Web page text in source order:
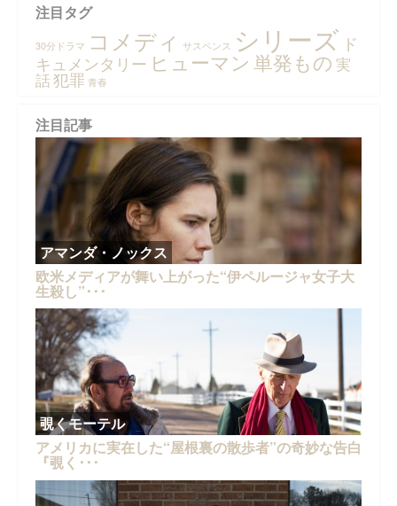
注目タグ
30分ドラマ コメディ サスペンス シリーズ ド
キュメンタリー ヒューマン単発もの 実
話犯罪 青春
注目記事
アマンダ・ノックス
欧米メディアが舞い上がった“伊ペルージャ女子大
生殺し”･･･
覗くモーテル
アメリカに実在した“屋根裏の散歩者”の奇妙な告白
『覗く･･･